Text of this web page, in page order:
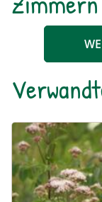
Ein blühendes